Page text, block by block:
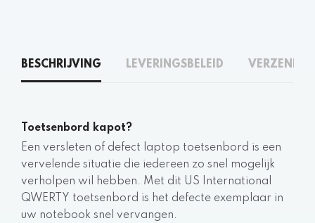
BESCHRIJVING LEVERINGSBELEID
Toetsenbord kapot?
Een versleten of defect laptop toetsenbord is een
vervelende situatie die iedereen zo snel mogelijk
verholpen wil hebben. Met dit US International
QWERTY toetsenbord is het defecte exemplaar in
uw notebook snel vervangen.